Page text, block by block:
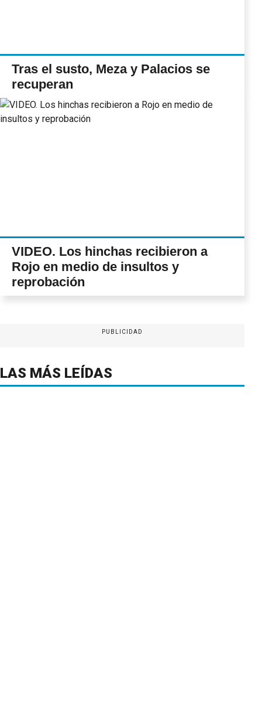
Tras el susto, Meza y Palacios se
recuperan
VIDEO. Los hinchas recibieron a
Rojo en medio de insultos y
reprobación
PUBLICIDAD
LAS MÁS LEÍDAS